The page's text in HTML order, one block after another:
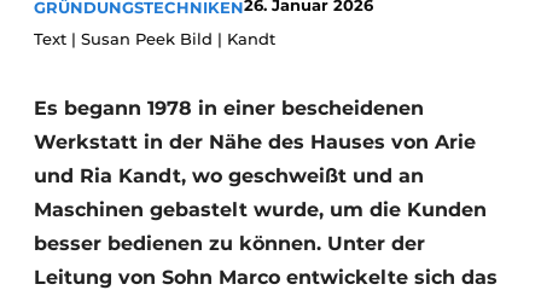
Datenschutz / Cookie-Erklärung
Videos
GRÜNDUNGSTECHNIKEN26. Januar 2026
Text | Susan Peek Bild | Kandt
Es begann 1978 in einer bescheidenen
Werkstatt in der Nähe des Hauses von Arie
und Ria Kandt, wo geschweißt und an
Maschinen gebastelt wurde, um die Kunden
besser bedienen zu können. Unter der
Leitung von Sohn Marco entwickelte sich das